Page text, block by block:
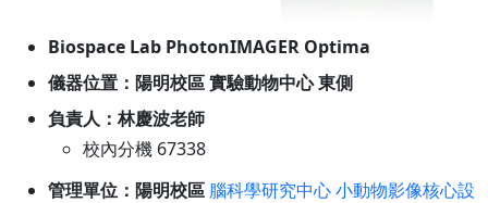
Biospace Lab PhotonIMAGER Optima
儀器位置：陽明校區 實驗動物中心 東側
負責人：林慶波老師
校內分機 67338
管理單位：陽明校區 腦科學研究中心 小動物影像核心設